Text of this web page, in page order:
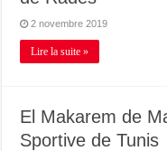
2 novembre 2019
Lire la suite »
El Makarem de
Sportive de Tunis